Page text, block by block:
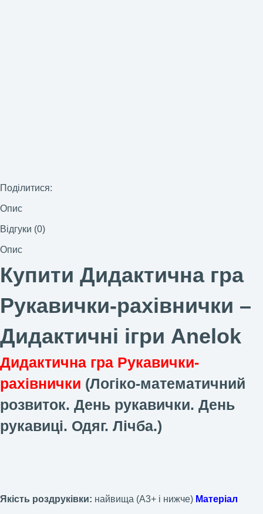
Поділитися:
Опис
Відгуки (0)
Опис
Купити Дидактична гра
Рукавички-рахівнички –
Дидактичні ігри Anelok
Дидактична гра Рукавички-
рахівнички (Логіко-математичний
розвиток. День рукавички. День
рукавиці. Одяг. Лічба.)
Якість роздруківки: найвища (А3+ і нижче) Матеріал